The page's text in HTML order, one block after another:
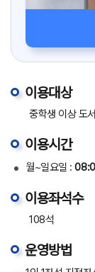
이용대상
중학생 이상 도
이용시간
월~일요일 :
이용좌석수
108석
운영방법